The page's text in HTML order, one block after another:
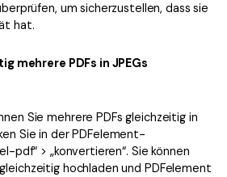
um sicherzustellen, dass sie
hat.
mehrere PDFs in JPEGs
Sie mehrere PDFs gleichzeitig in
Sie in der PDFelement-
pdf“ > „konvertieren“. Sie können
hochladen und PDFelement